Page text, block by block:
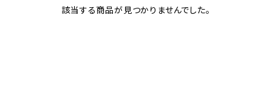
該当する商品が見つかりませんでした。